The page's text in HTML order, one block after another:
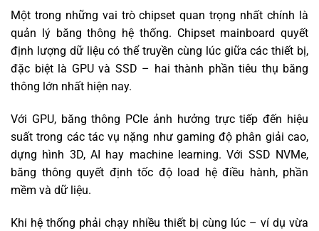
Một trong những vai trò chipset quan trọng nhất chính là
quản lý băng thông hệ thống. Chipset mainboard quyết
định lượng dữ liệu có thể truyền cùng lúc giữa các thiết bị,
đặc biệt là GPU và SSD – hai thành phần tiêu thụ băng
thông lớn nhất hiện nay.
Với GPU, băng thông PCIe ảnh hưởng trực tiếp đến hiệu
suất trong các tác vụ nặng như gaming độ phân giải cao,
dựng hình 3D, AI hay machine learning. Với SSD NVMe,
băng thông quyết định tốc độ load hệ điều hành, phần
mềm và dữ liệu.
Khi hệ thống phải chạy nhiều thiết bị cùng lúc – ví dụ vừa